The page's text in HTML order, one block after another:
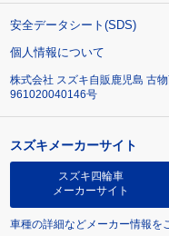
安全データシート(SDS)
個人情報について
株式会社 スズキ自販鹿児島 古
961020040146号
スズキメーカーサイト
スズキ四輪車
メーカーサイト
車種の詳細などメーカー情報を